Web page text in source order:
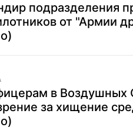
подразделения
от "Армии
в Воздушных
за хищение